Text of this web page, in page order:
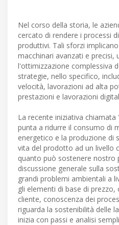
Nel corso della storia, le
cercato di rendere i processi
produttivi. Tali sforzi
macchinari avanzati e precisi,
l'ottimizzazione complessiva
strategie, nello specifico,
velocità, lavorazioni ad alta
prestazioni e lavorazioni
La recente iniziativa
punta a ridurre il consumo di
energetico e la produzione di
vita del prodotto ad un livello
quanto può sostenere nostro
discussione generale sulla
grandi problemi ambientali a
gli elementi di base di
cliente, conoscenza dei
riguarda la sostenibilità delle
inizia con passi e analisi